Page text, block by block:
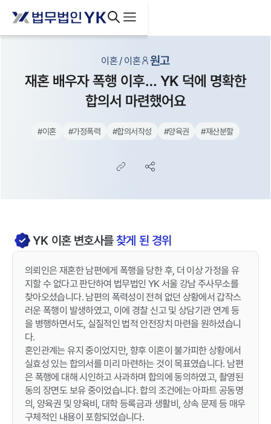
이혼 / 이혼 원고
재혼 배우자 폭행 이후… YK 덕에 명확한
합의서 마련했어요
#이혼 #가정폭력 #합의서작성 #양육권 #재산분할
YK 이혼변호사를찾게 된 경위
의뢰인은 재혼한 남편에게 폭행을 당한 후, 더 이상 가정을 유
지할 수 없다고 판단하여 법무법인 YK 서울 강남 주사무소를
찾아오셨습니다. 남편의 폭력성이 전혀 없던 상황에서 갑작스
러운 폭행이 발생하였고, 이에 경찰 신고 및 상담기관 연계 등
을 병행하면서도, 실질적인 법적 안전장치 마련을 원하셨습니
다.
혼인관계는 유지 중이었지만, 향후 이혼이 불가피한 상황에서
실효성 있는 합의서를 미리 마련하는 것이 목표였습니다. 남편
은 폭행에 대해 시인하고 사과하며 합의에 동의하였고, 촬영된
동의 장면도 보유 중이었습니다. 합의 조건에는 아파트 공동명
의, 양육권 및 양육비, 대학 등록금과 생활비, 상속 문제 등 매우
구체적인 내용이 포함되었습니다.